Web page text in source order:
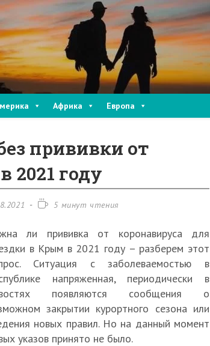
Африка Европа
прививки от
2021 году
Время5 минут чтения
ли прививка от коронавируса для
в Крым в 2021 году – разберем этот
Ситуация с заболеваемостью в
напряженная, периодически в
появляются сообщения о
закрытии курортного сезона или
новых правил. Но на данный момент
указов принято не было.